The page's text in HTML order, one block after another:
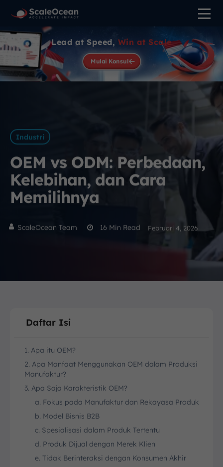
Lead at Speed, Win at Scale
Mulai Konsul
Industri
OEM vs ODM: Perbedaan,
Kelebihan, dan Cara
Memilihnya
ScaleOcean Team 16 Min Read Februari 4, 2026
Daftar Isi
1. Apa itu OEM?
2. Apa Manfaat Menggunakan OEM dalam Produksi
Manufaktur?
3. Apa Saja Karakteristik OEM?
a. Fokus pada Manufaktur dan Rekayasa Produk
b. Model Bisnis B2B
c. Spesialisasi dalam Produk Tertentu
d. Produk Dijual dengan Merek Klien
e. Tidak Berinteraksi dengan Konsumen Akhir